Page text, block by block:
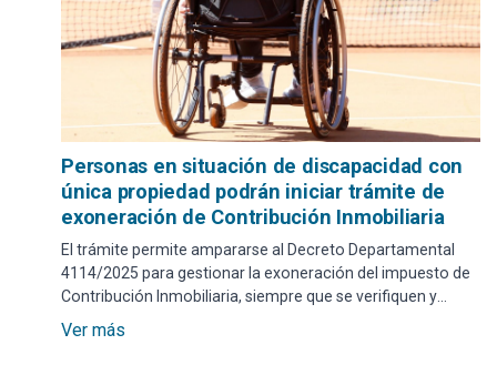
Personas en situación de discapacidad con
única propiedad podrán iniciar trámite de
exoneración de Contribución Inmobiliaria
El trámite permite ampararse al Decreto Departamental
4114/2025 para gestionar la exoneración del impuesto de
Contribución Inmobiliaria, siempre que se verifiquen y
cumplan las condiciones establecidas. El plazo,
Ver más